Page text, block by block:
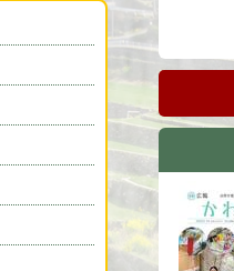
令和8年08月06日
令和8年07月29日
令和8年07月13日
令和8年07月10日
令和8年07月06日
令和8年02月25日